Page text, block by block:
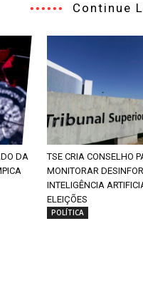
Continue
DA
TSE CRIA CONSELHO
MONITORAR
INTELIGÊNCIA
ELEIÇÕES
POLÍTICA